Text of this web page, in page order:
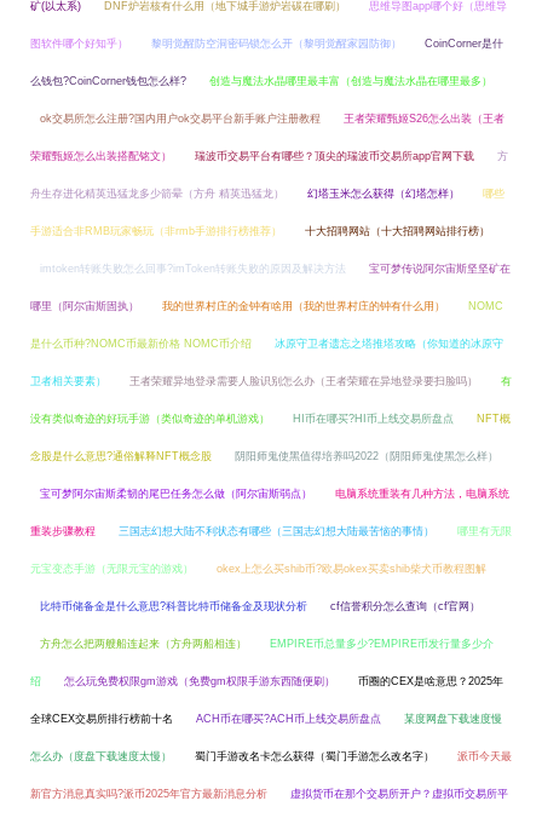
矿(以太系) DNF炉岩核有什么用（地下城手游炉岩碳在哪刷） 思维导图app哪个好（思维导
图软件哪个好知乎） 黎明觉醒防空洞密码锁怎么开（黎明觉醒家园防御） CoinCorner是什
么钱包?CoinCorner钱包怎么样? 创造与魔法水晶哪里最丰富（创造与魔法水晶在哪里最多）
ok交易所怎么注册?国内用户ok交易平台新手账户注册教程 王者荣耀甄姬S26怎么出装（王者
荣耀甄姬怎么出装搭配铭文） 瑞波币交易平台有哪些？顶尖的瑞波币交易所app官网下载 方
舟生存进化精英迅猛龙多少箭晕（方舟 精英迅猛龙） 幻塔玉米怎么获得（幻塔怎样） 哪些
手游适合非RMB玩家畅玩（非rmb手游排行榜推荐） 十大招聘网站（十大招聘网站排行榜）
imtoken转账失败怎么回事?imToken转账失败的原因及解决方法 宝可梦传说阿尔宙斯坚坚矿在
哪里（阿尔宙斯固执） 我的世界村庄的金钟有啥用（我的世界村庄的钟有什么用） NOMC
是什么币种?NOMC币最新价格 NOMC币介绍 冰原守卫者遗忘之塔推塔攻略（你知道的冰原守
卫者相关要素） 王者荣耀异地登录需要人脸识别怎么办（王者荣耀在异地登录要扫脸吗） 有
没有类似奇迹的好玩手游（类似奇迹的单机游戏） HI币在哪买?HI币上线交易所盘点 NFT概
念股是什么意思?通俗解释NFT概念股 阴阳师鬼使黑值得培养吗2022（阴阳师鬼使黑怎么样）
宝可梦阿尔宙斯柔韧的尾巴任务怎么做（阿尔宙斯弱点） 电脑系统重装有几种方法，电脑系统
重装步骤教程 三国志幻想大陆不利状态有哪些（三国志幻想大陆最苦恼的事情） 哪里有无限
元宝变态手游（无限元宝的游戏） okex上怎么买shib币?欧易okex买卖shib柴犬币教程图解
比特币储备金是什么意思?科普比特币储备金及现状分析 cf信誉积分怎么查询（cf官网）
方舟怎么把两艘船连起来（方舟两船相连） EMPIRE币总量多少?EMPIRE币发行量多少介
绍 怎么玩免费权限gm游戏（免费gm权限手游东西随便刷） 币圈的CEX是啥意思？2025年
全球CEX交易所排行榜前十名 ACH币在哪买?ACH币上线交易所盘点 某度网盘下载速度慢
怎么办（度盘下载速度太慢） 蜀门手游改名卡怎么获得（蜀门手游怎么改名字） 派币今天最
新官方消息真实吗?派币2025年官方最新消息分析 虚拟货币在那个交易所开户？虚拟币交易所平